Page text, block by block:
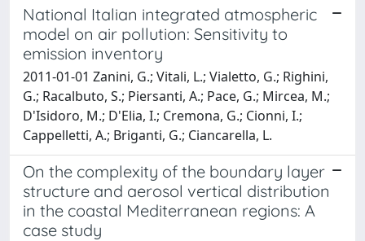
National Italian integrated atmospheric
model on air pollution: Sensitivity to
emission inventory
2011-01-01 Zanini, G.; Vitali, L.; Vialetto, G.; Righini,
G.; Racalbuto, S.; Piersanti, A.; Pace, G.; Mircea, M.;
D'Isidoro, M.; D'Elia, I.; Cremona, G.; Cionni, I.;
Cappelletti, A.; Briganti, G.; Ciancarella, L.
On the complexity of the boundary layer
structure and aerosol vertical distribution
in the coastal Mediterranean regions: A
case study